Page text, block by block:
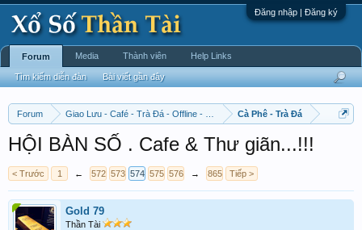
Đăng nhập | Đăng ký
Forum Giao Lưu - Café - Trà Đá - Offline - Tỉnh Tò Hihi!Cà Phê - Trà Đá
HỘI BÀN SỐ . Cafe & Thư giãn...!!!
< Trước 1 ← 572 573 574 575 576 → 865 Tiếp >
Gold 79
Thần Tài
Forum
Tìm kiếm diễn đàn Bài viết gần đây
Media Thành viên Help Links